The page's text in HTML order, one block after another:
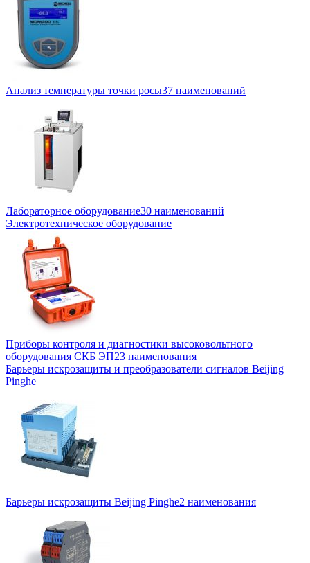
Анализ температуры точки росы37 наименований
Лабораторное оборудование30 наименований
Электротехническое оборудование
Приборы контроля и диагностики высоковольтного
оборудования СКБ ЭП23 наименования
Барьеры искрозащиты и преобразователи сигналов Beijing
Pinghe
Барьеры искрозащиты Beijing Pinghe2 наименования